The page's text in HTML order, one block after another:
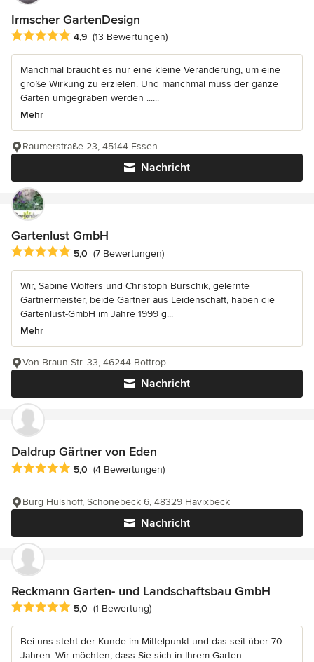
Irmscher GartenDesign
Durchschnittliche Bewertung: 4.9 von 5 Sternen
4,9 (13 Bewertungen)
Manchmal braucht es nur eine kleine Veränderung, um eine
große Wirkung zu erzielen. Und manchmal muss der ganze
Garten umgegraben werden ......
Mehr
Nachricht
Raumerstraße 23, 45144 Essen
Gartenlust GmbH
Durchschnittliche Bewertung: 5 von 5 Sternen
5,0 (7 Bewertungen)
Wir, Sabine Wolfers und Christoph Burschik, gelernte
Gärtnermeister, beide Gärtner aus Leidenschaft, haben die
Gartenlust-GmbH im Jahre 1999 g...
Mehr
Nachricht
Von-Braun-Str. 33, 46244 Bottrop
Daldrup Gärtner von Eden
Durchschnittliche Bewertung: 5 von 5 Sternen
5,0 (4 Bewertungen)
Nachricht
Burg Hülshoff, Schonebeck 6, 48329 Havixbeck
Reckmann Garten- und Landschaftsbau GmbH
Durchschnittliche Bewertung: 5 von 5 Sternen
5,0 (1 Bewertung)
Bei uns steht der Kunde im Mittelpunkt und das seit über 70
Jahren. Wir möchten, dass Sie sich in Ihrem Garten